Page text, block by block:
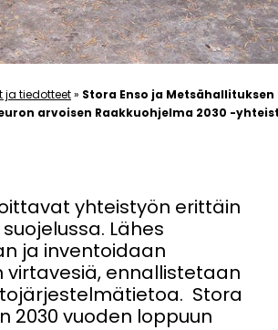
ja tiedotteet» Stora Enso ja
arvoisen Raakkuohjelma 2030 -
yhteistyön erittäin
Lähes
ja inventoidaan
ennallistetaan
Stora
2030 vuoden loppuun